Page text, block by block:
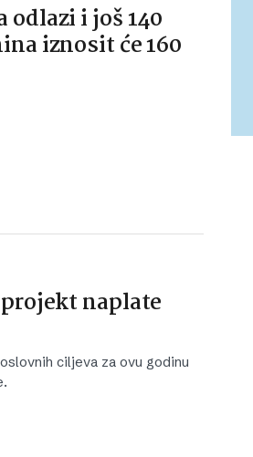
i još 140
iznosit će 160
naplate
ciljeva za ovu godinu